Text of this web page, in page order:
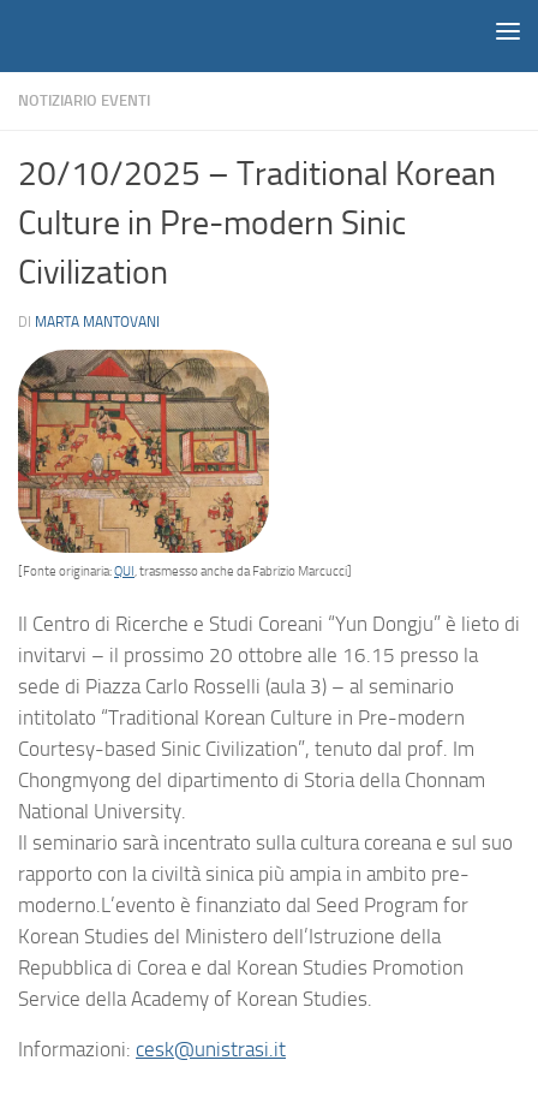
NOTIZIARIO EVENTI
20/10/2025 – Traditional Korean
Culture in Pre-modern Sinic
Civilization
DI MARTA MANTOVANI
[Fonte originaria:QUI, trasmesso anche da Fabrizio Marcucci]
Il Centro di Ricerche e Studi Coreani “Yun Dongju” è lieto di
invitarvi – il prossimo 20 ottobre alle 16.15 presso la
sede di Piazza Carlo Rosselli (aula 3) – al seminario
intitolato “Traditional Korean Culture in Pre-modern
Courtesy-based Sinic Civilization”, tenuto dal prof. Im
Chongmyong del dipartimento di Storia della Chonnam
National University.
Il seminario sarà incentrato sulla cultura coreana e sul suo
rapporto con la civiltà sinica più ampia in ambito pre-
moderno.L’evento è finanziato dal Seed Program for
Korean Studies del Ministero dell’Istruzione della
Repubblica di Corea e dal Korean Studies Promotion
Service della Academy of Korean Studies.
Informazioni: cesk@unistrasi.it